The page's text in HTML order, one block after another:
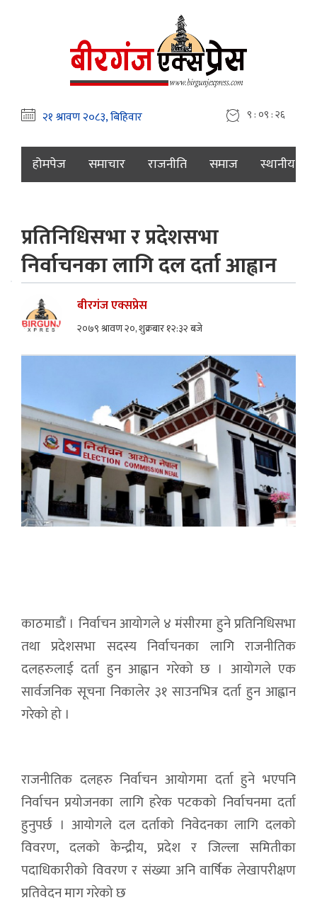
९ : ०९ : २७
होमपेज समाचार राजनीति समाज स्थानीय
प्रतिनिधिसभा र प्रदेशसभा
निर्वाचनका लागि दल दर्ता आह्वान
बीरगंज एक्सप्रेस
२०७९ श्रावण २०, शुक्रबार १२:३२ बजे
काठमाडौं । निर्वाचन आयोगले ४ मंसीरमा हुने प्रतिनिधिसभा
तथा प्रदेशसभा सदस्य निर्वाचनका लागि राजनीतिक
दलहरुलाई दर्ता हुन आह्वान गरेको छ । आयोगले एक
सार्वजनिक सूचना निकालेर ३१ साउनभित्र दर्ता हुन आह्वान
गरेको हो ।
राजनीतिक दलहरु निर्वाचन आयोगमा दर्ता हुने भएपनि
निर्वाचन प्रयोजनका लागि हरेक पटकको निर्वाचनमा दर्ता
हुनुपर्छ । आयोगले दल दर्ताको निवेदनका लागि दलको
विवरण, दलको केन्द्रीय, प्रदेश र जिल्ला समितीका
पदाधिकारीको विवरण र संख्या अनि वार्षिक लेखापरीक्षण
प्रतिवेदन माग गरेको छ